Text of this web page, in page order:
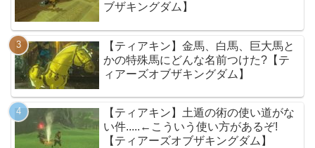
ブザキングダム】
【ティアキン】金馬、白馬、巨大馬と
かの特殊馬にどんな名前つけた?【テ
ィアーズオブザキングダム】
【ティアキン】土遁の術の使い道がな
い件.....←こういう使い方があるぞ!
【ティアーズオブザキングダム】